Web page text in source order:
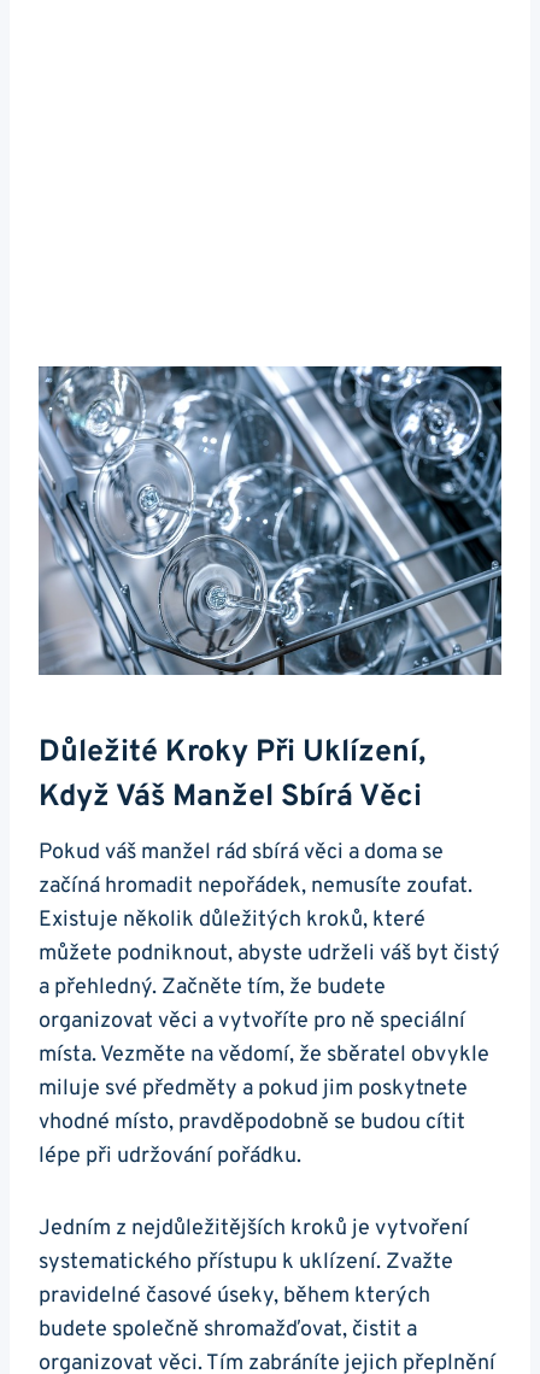
Důležité Kroky Při Uklízení,
Když Váš Manžel Sbírá Věci
Pokud váš manžel rád sbírá věci a doma se
začíná hromadit nepořádek, nemusíte zoufat.
Existuje několik důležitých kroků, které
můžete podniknout, abyste udrželi váš byt čistý
a přehledný. Začněte tím, že budete
organizovat věci a vytvoříte pro ně speciální
místa. Vezměte na vědomí, že sběratel obvykle
miluje své předměty a pokud jim poskytnete
vhodné místo, pravděpodobně se budou cítit
lépe při udržování pořádku.
Jedním z nejdůležitějších kroků je vytvoření
systematického přístupu k uklízení. Zvažte
pravidelné časové úseky, během kterých
budete společně shromažďovat, čistit a
organizovat věci. Tím zabráníte jejich přeplnění